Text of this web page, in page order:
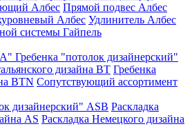
Албес Прямой подвес Албес
Албес Удлинитель Албес
системы Гайпель
Гребенка "потолок дизайнерский"
дизайна BT Гребенка
ВТN Сопутствующий ассортимент
дизайнерский" ASB Раскладка
AS Раскладка Немецкого дизайна